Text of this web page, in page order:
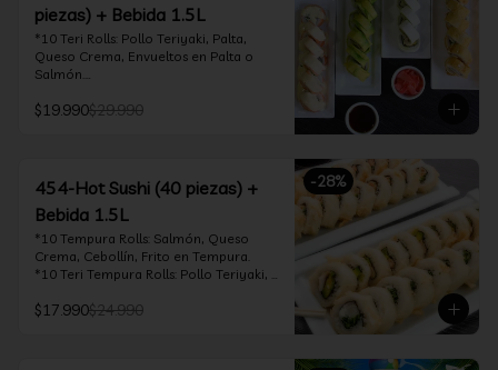
piezas) + Bebida 1.5L
*10 Teri Rolls: Pollo Teriyaki, Palta,
Queso Crema, Envueltos en Palta o
Salmón.
Palta, Cebollín, Envuelto en Queso
salmón y bañado en salsa acevichada
*10 Tempura Rolls: Salmón, Queso
Crema, Cebollín, Frito en Tempura.
*Incluye 2 palitos, 2 soya 30ml, 1 salsa
teriyaki 30ml
$19.990$29.990
-28%
454-Hot Sushi (40 piezas) +
Bebida 1.5L
*10 Tempura Rolls: Salmón, Queso
Crema, Cebollín, Frito en Tempura.
*10 Teri Tempura Rolls: Pollo Teriyaki,
Tempura
$17.990$24.990